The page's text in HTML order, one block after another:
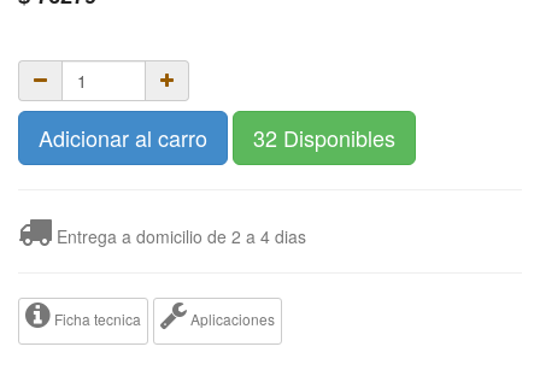
Adicionar al carro 32 Disponibles
Entrega a domicilio de 2 a 4 dias
Ficha tecnica Aplicaciones